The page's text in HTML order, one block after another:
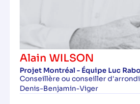
Alain WILSON
Projet Montréal - Équipe Luc
Conseillère ou conseiller
Denis-Benjamin-Viger